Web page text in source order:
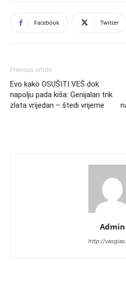
Facebook Twitter
Previous article
Evo kako OSUŠITI VEŠ dok
napolju pada kiša: Genijalan trik
zlata vrijedan – štedi vrijeme
Admin
http://